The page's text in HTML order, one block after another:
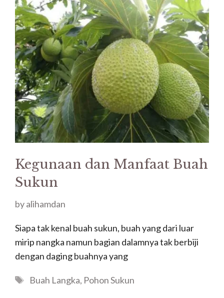
Kegunaan dan Manfaat Buah
Sukun
byalihamdan
Siapa tak kenal buah sukun, buah yang dari luar
mirip nangka namun bagian dalamnya tak berbiji
dengan daging buahnya yang
Tags
Buah Langka, Pohon Sukun